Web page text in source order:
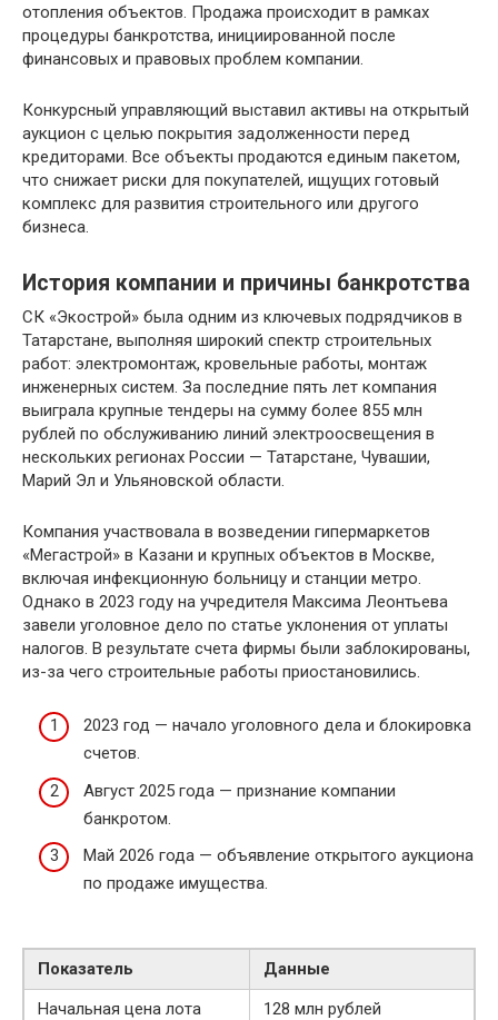
отопления объектов. Продажа происходит в рамках
процедуры банкротства, инициированной после
финансовых и правовых проблем компании.
Конкурсный управляющий выставил активы на открытый
аукцион с целью покрытия задолженности перед
кредиторами. Все объекты продаются единым пакетом,
что снижает риски для покупателей, ищущих готовый
комплекс для развития строительного или другого
бизнеса.
История компании и причины банкротства
СК «Экострой» была одним из ключевых подрядчиков в
Татарстане, выполняя широкий спектр строительных
работ: электромонтаж, кровельные работы, монтаж
инженерных систем. За последние пять лет компания
выиграла крупные тендеры на сумму более 855 млн
рублей по обслуживанию линий электроосвещения в
нескольких регионах России — Татарстане, Чувашии,
Марий Эл и Ульяновской области.
Компания участвовала в возведении гипермаркетов
«Мегастрой» в Казани и крупных объектов в Москве,
включая инфекционную больницу и станции метро.
Однако в 2023 году на учредителя Максима Леонтьева
завели уголовное дело по статье уклонения от уплаты
налогов. В результате счета фирмы были заблокированы,
из-за чего строительные работы приостановились.
2023 год — начало уголовного дела и блокировка
счетов.
Август 2025 года — признание компании
банкротом.
Май 2026 года — объявление открытого аукциона
по продаже имущества.
Показатель
Данные
Начальная цена лота
128 млн рублей